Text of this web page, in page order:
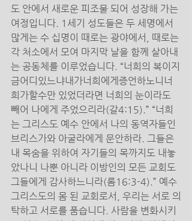
도 안에서 새로운 피조물 되어 성장해 가는
여정입니다. 1세기 성도들은 두 세명에서
많게는 수 십명이 때로는 광야에서, 때로는
각 처소에서 모여 마지막 날을 함께 살아내
는 공동체를 이루었습니다. “너희의 복이지
금어디있느냐내가너희에게증언하노니너
희가할수만 있었더라면 너희의 눈이라도
빼어 나에게 주었으리라(갈4:15).” “너희
는 그리스도 예수 안에서 나의 동역자들인
브리스가와 아굴라에게 문안하라. 그들은
내 목숨을 위하여 자기들의 목까지도 내놓
았나니 나뿐 아니라 이방인의 모든 교회도
그들에게 감사하느니라(롬16:3-4).” 예수
그리스도의 몸 된 교회로서, 우리는 서로 의
탁하고 서로를 품습니다. 사람을 변화시키